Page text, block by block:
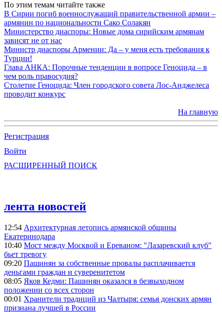
По этим темам читайте также
В Сирии погиб военнослужащий правительственной армии –
армянин по национальности Сако Солакян
Министерство диаспоры: Новые дома сирийским армянам
зависят не от нас
Министр диаспоры Армении: Да – у меня есть требования к
Турции!
Глава АНКА: Порочные тенденции в вопросе Геноцида – в
чем роль правосудия?
Столетие Геноцида: Член городского совета Лос-Анджелеса
проводит конкурс
На главную
Регистрация
Войти
РАСШИРЕННЫЙ ПОИСК
лента новостей
12:54 Архитектурная летопись армянской общины
Екатеринодара
10:40 Мост между Москвой и Ереваном: "Лазаревский клуб"
бьет тревогу
09:20 Пашинян за собственные провалы расплачивается
деньгами граждан и суверенитетом
08:05 Яков Кедми: Пашинян оказался в безвыходном
положении со всех сторон
00:01 Хранители традиций из Чалтыря: семья донских армян
признана лучшей в России